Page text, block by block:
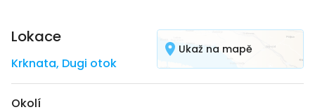
Lokace
Krknata, Dugi otok
Ukaž na mapě
Okolí